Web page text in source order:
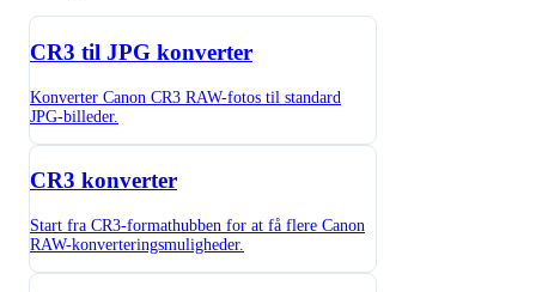
CR3 til JPG konverter
Konverter Canon CR3 RAW-fotos til standard
JPG-billeder.
CR3 konverter
Start fra CR3-formathubben for at få flere Canon
RAW-konverteringsmuligheder.